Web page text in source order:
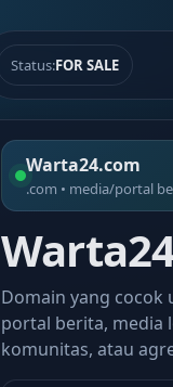
Status:FOR SALE
Warta24.com
.com • media/portal
Domain yang cocok
portal berita, media
komunitas, atau